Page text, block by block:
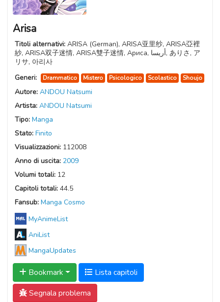
Arisa
Titoli alternativi: ARISA (German), ARISA亚里纱, ARISA亞裡
紗, ARISA双子迷情, ARISA雙子迷情, Ариса, أريسا, ありさ, ア
リサ, 아리사
Generi:
Drammatico Mistero Psicologico Scolastico Shoujo
Autore: ANDOU Natsumi
Artista: ANDOU Natsumi
Tipo: Manga
Stato: Finito
Visualizzazioni: 112008
Anno di uscita: 2009
Volumi totali: 12
Capitoli totali: 44.5
Fansub: Manga Cosmo
MyAnimeList
AniList
MangaUpdates
Bookmark
Lista capitoli
Segnala problema